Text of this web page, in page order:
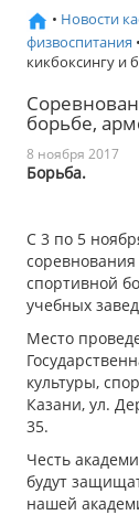
• Новости
физвоспитания
кикбоксингу и
борьбе,
8 ноября 2017
Борьба.
С 3 по 5
спортивной
учебных
Место
культуры,
Казани, ул.
35.
Честь
будут
нашей